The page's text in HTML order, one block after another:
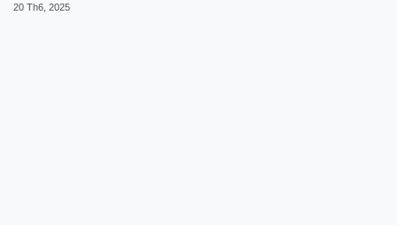
20 Th6, 2025